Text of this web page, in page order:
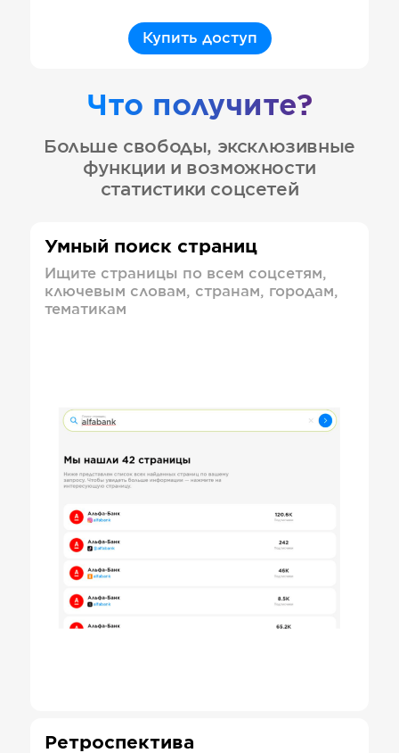
Купить доступ
Что получите?
Больше свободы, эксклюзивные
функции и возможности
статистики соцсетей
Умный поиск страниц
Ищите страницы по всем соцсетям,
ключевым словам, странам, городам,
тематикам
Ретроспектива